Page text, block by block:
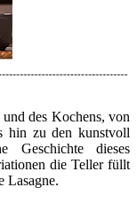
des Kochens, von
hin zu den kunstvoll
Geschichte dieses
die Teller füllt
Lasagne.